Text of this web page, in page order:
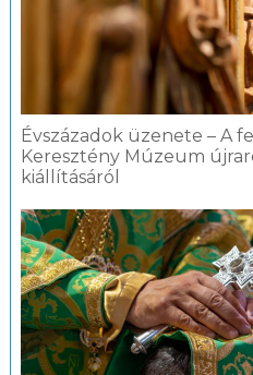
Évszázadok üzenete – A
Keresztény Múzeum
kiállításáról